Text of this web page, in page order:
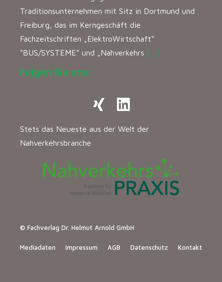
Traditionsunternehmen mit Sitz in Dortmund und
Freiburg, das im Kerngeschäft die
Fachzeitschriften „ElektroWirtschaft“
“BUS/SYSTEME” und „Nahverkehrs […]
Folgen Sie uns:
Stets das Neueste aus der Welt der
Nahverkehrsbranche
© Fachverlag Dr. Helmut Arnold GmbH
Mediadaten Impressum AGB Datenschutz Kontakt